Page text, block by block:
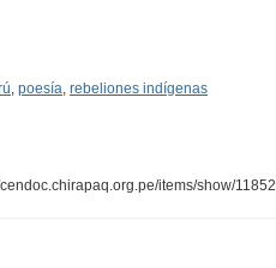
poesía rebeliones indígenas
items/show/11852